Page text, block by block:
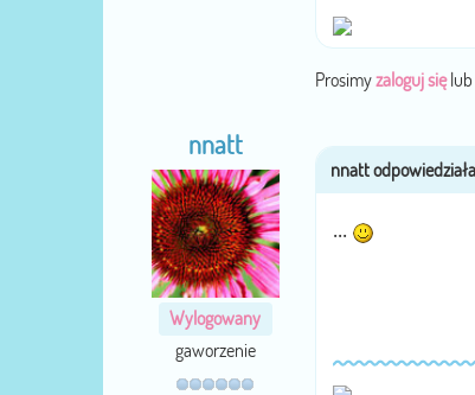
Prosimyzaloguj sięlub
nnatt
Wylogowany
gaworzenie
...